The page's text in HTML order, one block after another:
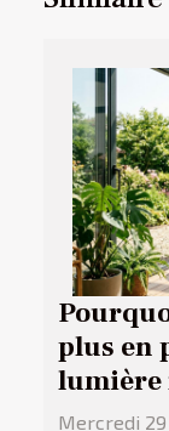
plus en
lumière
Mercredi 29